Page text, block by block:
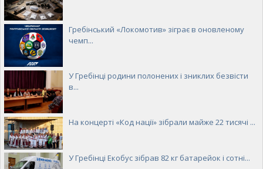
Гребінський «Локомотив» зіграє в оновленому
чемп...
У Гребінці родини полонених і зниклих безвісти
в...
На концерті «Код нації» зібрали майже 22 тисячі ...
У Гребінці Екобус зібрав 82 кг батарейок і сотні...